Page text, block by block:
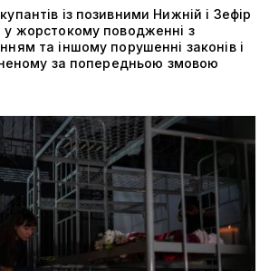
із позивними Нижній і Зефір
у жорстокому поводженні з
та іншому порушенні законів і
за попередньою змовою